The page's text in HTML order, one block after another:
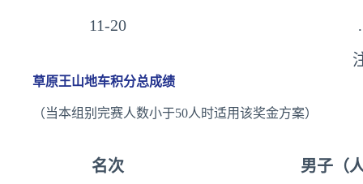
11-20
草原王山地车积分总成绩
（当本组别完赛人数小于50人时适用该奖金方案）
名次 男子（